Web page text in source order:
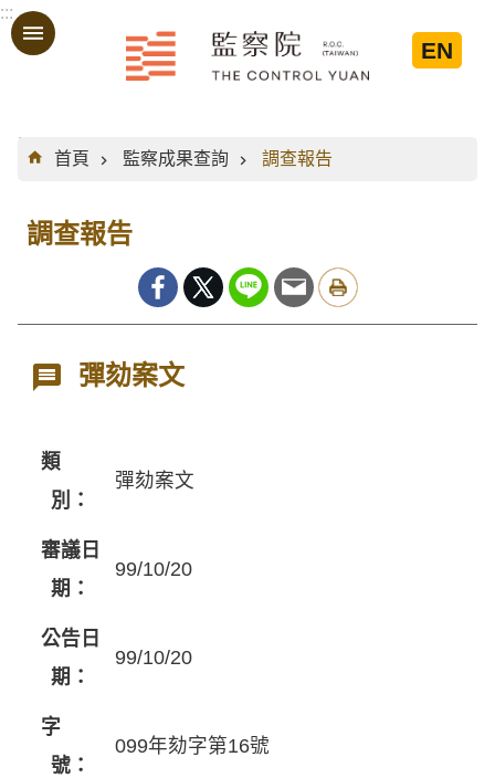
跳到主要內容區塊
:::
EN
:::
首頁
監察成果查詢 調查報告
調查報告
彈劾案文
類
別：
彈劾案文
審議日
期：
99/10/20
公告日
期：
99/10/20
字
號：
099年劾字第16號